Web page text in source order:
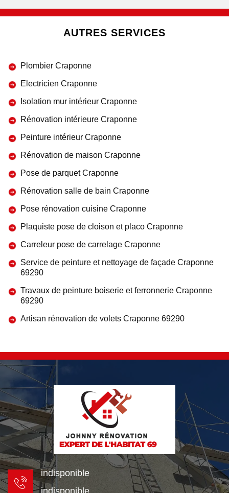
AUTRES SERVICES
Plombier Craponne
Electricien Craponne
Isolation mur intérieur Craponne
Rénovation intérieure Craponne
Peinture intérieur Craponne
Rénovation de maison Craponne
Pose de parquet Craponne
Rénovation salle de bain Craponne
Pose rénovation cuisine Craponne
Plaquiste pose de cloison et placo Craponne
Carreleur pose de carrelage Craponne
Service de peinture et nettoyage de façade Craponne
69290
Travaux de peinture boiserie et ferronnerie Craponne
69290
Artisan rénovation de volets Craponne 69290
indisponible
indisponible